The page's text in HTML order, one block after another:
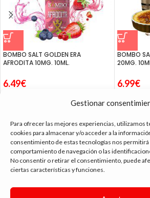
Gestionar
Para ofrecer las mejores experiencias, utilizamos
cookies para almacenar y/o acceder a la
consentimiento de estas tecnologías nos
comportamiento de navegación o las
No consentir o retirar el consentimiento, puede
ciertas características y funciones.
BOMBO SALT GOLDEN ERA
AFRODITA 10MG. 10ML.
6.49€
BOMBO
20MG.
6.99€
tienda vapeo málaga